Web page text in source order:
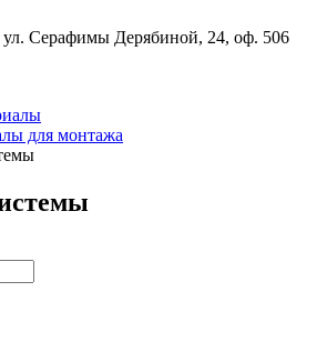
ул. Серафимы Дерябиной, 24, оф. 506
для монтажа